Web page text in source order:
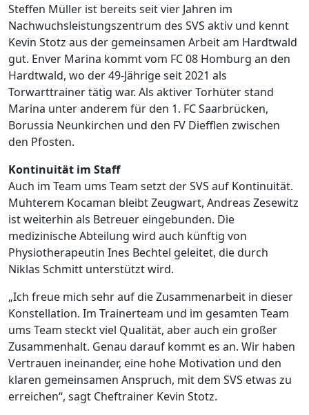
Steffen Müller ist bereits seit vier Jahren im
Nachwuchsleistungszentrum des SVS aktiv und kennt
Kevin Stotz aus der gemeinsamen Arbeit am Hardtwald
gut. Enver Marina kommt vom FC 08 Homburg an den
Hardtwald, wo der 49-Jährige seit 2021 als
Torwarttrainer tätig war. Als aktiver Torhüter stand
Marina unter anderem für den 1. FC Saarbrücken,
Borussia Neunkirchen und den FV Diefflen zwischen
den Pfosten.
Kontinuität im Staff
Auch im Team ums Team setzt der SVS auf Kontinuität.
Muhterem Kocaman bleibt Zeugwart, Andreas Zesewitz
ist weiterhin als Betreuer eingebunden. Die
medizinische Abteilung wird auch künftig von
Physiotherapeutin Ines Bechtel geleitet, die durch
Niklas Schmitt unterstützt wird.
„Ich freue mich sehr auf die Zusammenarbeit in dieser
Konstellation. Im Trainerteam und im gesamten Team
ums Team steckt viel Qualität, aber auch ein großer
Zusammenhalt. Genau darauf kommt es an. Wir haben
Vertrauen ineinander, eine hohe Motivation und den
klaren gemeinsamen Anspruch, mit dem SVS etwas zu
erreichen“, sagt Cheftrainer Kevin Stotz.